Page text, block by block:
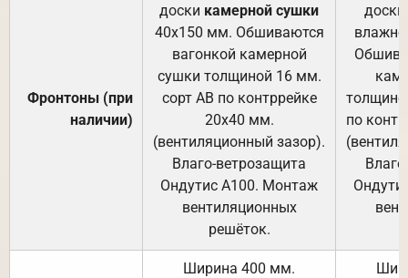
Фронтоны (при
наличии)
доски камерной сушки
40х150 мм. Обшиваются
вагонкой камерной
сушки толщиной 16 мм.
сорт АВ по контррейке
20х40 мм.
(вентиляционный зазор).
Влаго-ветрозащита
Ондутис А100. Монтаж
вентиляционных
решёток.
доски
по
Ширина 400 мм.